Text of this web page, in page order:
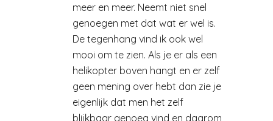
meer en meer. Neemt niet snel
genoegen met dat wat er wel is.
De tegenhang vind ik ook wel
mooi om te zien. Als je er als een
helikopter boven hangt en er zelf
geen mening over hebt dan zie je
eigenlijk dat men het zelf
blijkbaar genoeg vind en daarom